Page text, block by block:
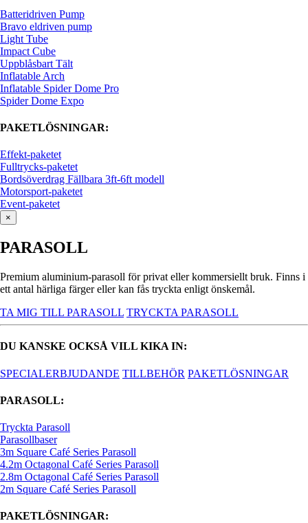
Batteridriven Pump
Bravo eldriven pump
Light Tube
Impact Cube
Uppblåsbart Tält
Inflatable Arch
Inflatable Spider Dome Pro
Spider Dome Expo
PAKETLÖSNINGAR:
Effekt-paketet
Fulltrycks-paketet
Bordsöverdrag Fällbara 3ft-6ft modell
Motorsport-paketet
Event-paketet
×
PARASOLL
Premium aluminium-parasoll för privat eller kommersiellt bruk. Finns i
ett antal härliga färger eller kan fås tryckta enligt önskemål.
TA MIG TILL PARASOLL TRYCKTA PARASOLL
DU KANSKE OCKSÅ VILL KIKA IN:
SPECIALERBJUDANDE TILLBEHÖR PAKETLÖSNINGAR
PARASOLL:
Tryckta Parasoll
Parasollbaser
3m Square Café Series Parasoll
4.2m Octagonal Café Series Parasoll
2.8m Octagonal Café Series Parasoll
2m Square Café Series Parasoll
PAKETLÖSNINGAR: